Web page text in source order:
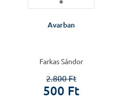
Avarban
Farkas Sándor
2.800 Ft
500 Ft